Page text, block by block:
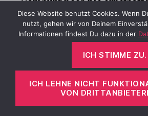
Was aber daran liegt, dass
wirklich kleine Autos
Jahre, in denen ich kaum
ich mal ein längeres, das
Beginn der Selbstständigkeit
dass ich eben nicht überall
Deshalb fahre ich bewusst
keinen Fabia (preislich wäre
Diese Website benutzt Cookies. Wenn
nutzt, gehen wir von Deinem
Informationen findest Du dazu in der
ICH STIMME ZU.
ICH LEHNE NICHT
VON